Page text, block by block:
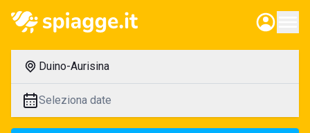
Duino-Aurisina
Seleziona date